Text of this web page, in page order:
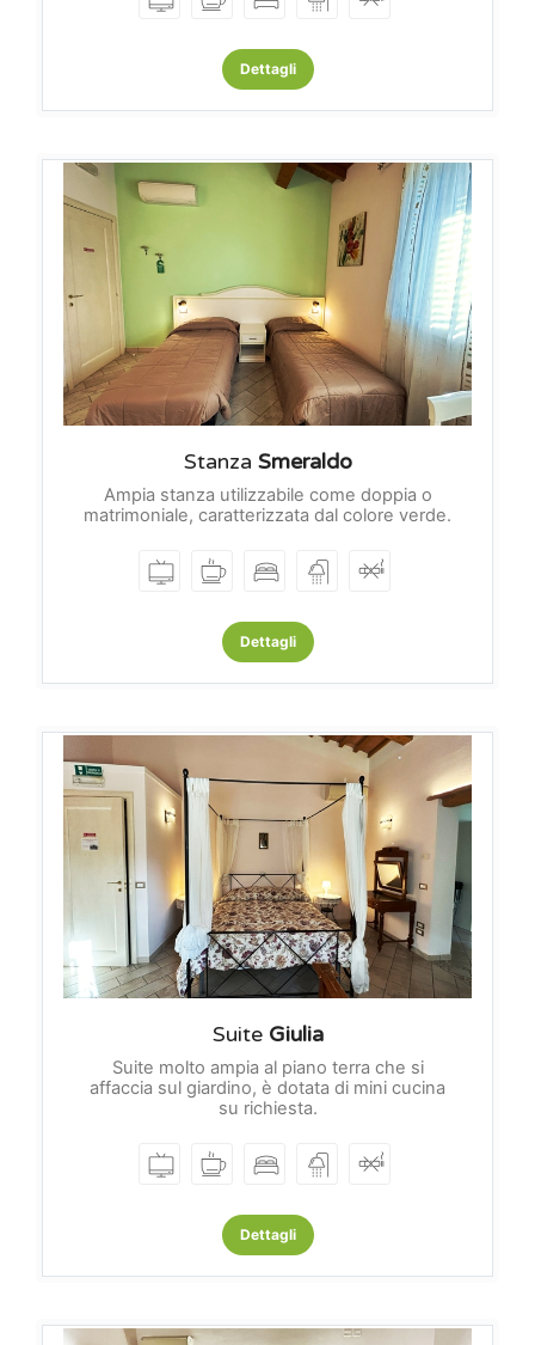
Dettagli
Stanza Smeraldo
Ampia stanza utilizzabile come doppia o
matrimoniale, caratterizzata dal colore verde.
Dettagli
Suite Giulia
Suite molto ampia al piano terra che si
affaccia sul giardino, è dotata di mini cucina
su richiesta.
Dettagli